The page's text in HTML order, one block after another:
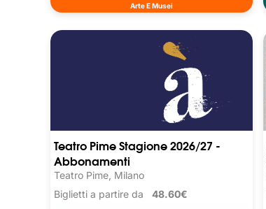
Arte E Musei
Teatro Pime Stagione 2026/27 -
Abbonamenti
Teatro Pime, Milano
Biglietti a partire da 48.60€